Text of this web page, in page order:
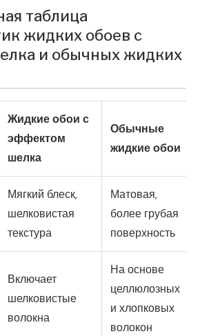
таблица
жидких обоев с
и обычных жидких
Жидкие обои с
эффектом
шелка
Обычные
жидкие обои
Мягкий блеск,
шелковистая
текстура
Матовая,
более грубая
поверхность
Включает
шелковистые
волокна
На основе
целлюлозных
и хлопковых
волокон